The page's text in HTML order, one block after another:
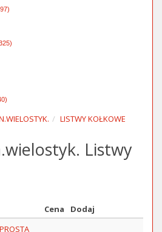
LISTWY KOŁKOWE
Listwy
Cena
Dodaj